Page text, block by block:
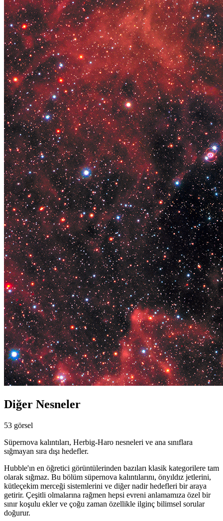
Diğer Nesneler
53 görsel
Süpernova kalıntıları, Herbig-Haro nesneleri ve ana sınıflara
sığmayan sıra dışı hedefler.
Hubble'ın en öğretici görüntülerinden bazıları klasik kategorilere tam
olarak sığmaz. Bu bölüm süpernova kalıntılarını, önyıldız jetlerini,
kütleçekim merceği sistemlerini ve diğer nadir hedefleri bir araya
getirir. Çeşitli olmalarına rağmen hepsi evreni anlamamıza özel bir
sınır koşulu ekler ve çoğu zaman özellikle ilginç bilimsel sorular
doğurur.